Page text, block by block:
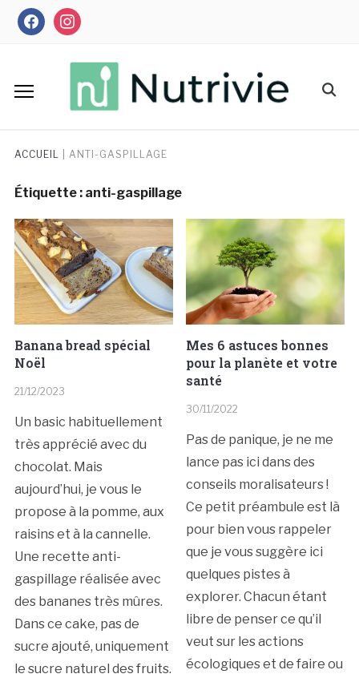
Skipfacebookinstagram
Search
ACCUEIL ANTI-GASPILLAGE
Étiquette : anti-gaspillage
Banana bread spécial
Noël
21/12/2023
Un basic habituellement
très apprécié avec du
chocolat. Mais
aujourd’hui, je vous le
propose à la pomme, aux
raisins et à la cannelle.
Une recette anti-
gaspillage réalisée avec
des bananes très mûres.
Dans ce cake, pas de
sucre ajouté, uniquement
le sucre naturel des fruits.
Mes 6 astuces bonnes
pour la planète et votre
santé
30/11/2022
Pas de panique, je ne me
lance pas ici dans des
conseils moralisateurs !
Ce petit préambule est là
pour bien vous rappeler
que je vous suggère ici
quelques pistes à
explorer. Chacun étant
libre de penser ce qu’il
veut sur les actions
écologiques et de faire ou